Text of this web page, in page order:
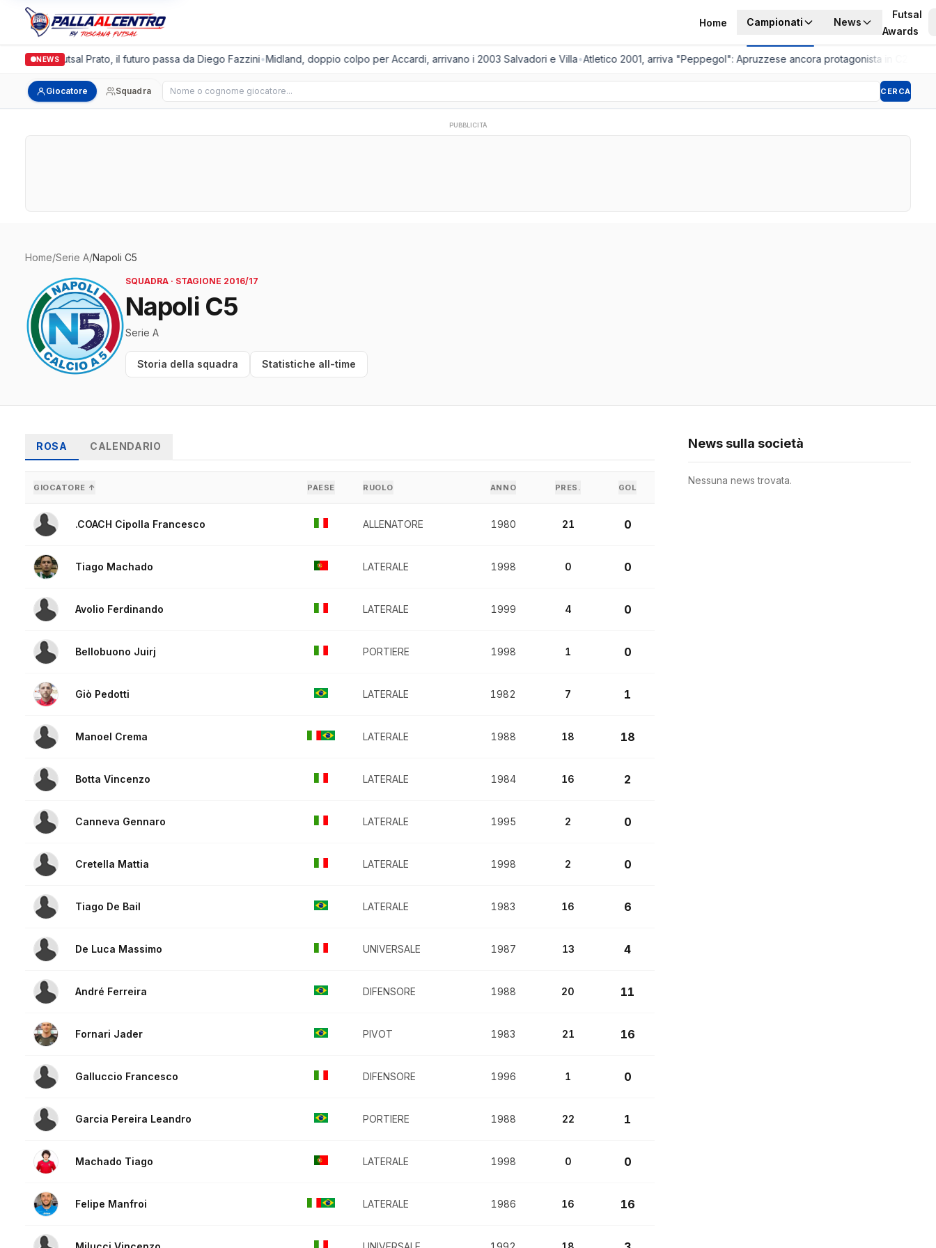
Home Campionati News
Futsal
Awards
NEWS
Italgronda Futsal Prato, il futuro passa da Diego Fazzini•Midland, doppio colpo per Accardi, arrivano i 2003 Salvadori e Villa•Atletico 2001, arriva "Peppegol": Apruzzese ancora protagonista in C2
Giocatore Squadra Cerca giocatore CERCA
PUBBLICITÀ
Home/Serie A/Napoli C5
SQUADRA · STAGIONE 2016/17
Napoli C5
Serie A
Storia della squadra Statistiche all-time
ROSA CALENDARIO
GIOCATORE ↑ PAESE RUOLO ANNO PRES. GOL
.COACH Cipolla Francesco ALLENATORE 1980 21 0
Tiago Machado LATERALE 1998 0 0
Avolio Ferdinando LATERALE 1999 4 0
Bellobuono Juirj PORTIERE 1998 1 0
Giò Pedotti LATERALE 1982 7 1
Manoel Crema LATERALE 1988 18 18
Botta Vincenzo LATERALE 1984 16 2
Canneva Gennaro LATERALE 1995 2 0
Cretella Mattia LATERALE 1998 2 0
Tiago De Bail LATERALE 1983 16 6
De Luca Massimo UNIVERSALE 1987 13 4
André Ferreira DIFENSORE 1988 20 11
Fornari Jader PIVOT 1983 21 16
Galluccio Francesco DIFENSORE 1996 1 0
Garcia Pereira Leandro PORTIERE 1988 22 1
Machado Tiago LATERALE 1998 0 0
Felipe Manfroi LATERALE 1986 16 16
News sulla società
Nessuna news trovata.